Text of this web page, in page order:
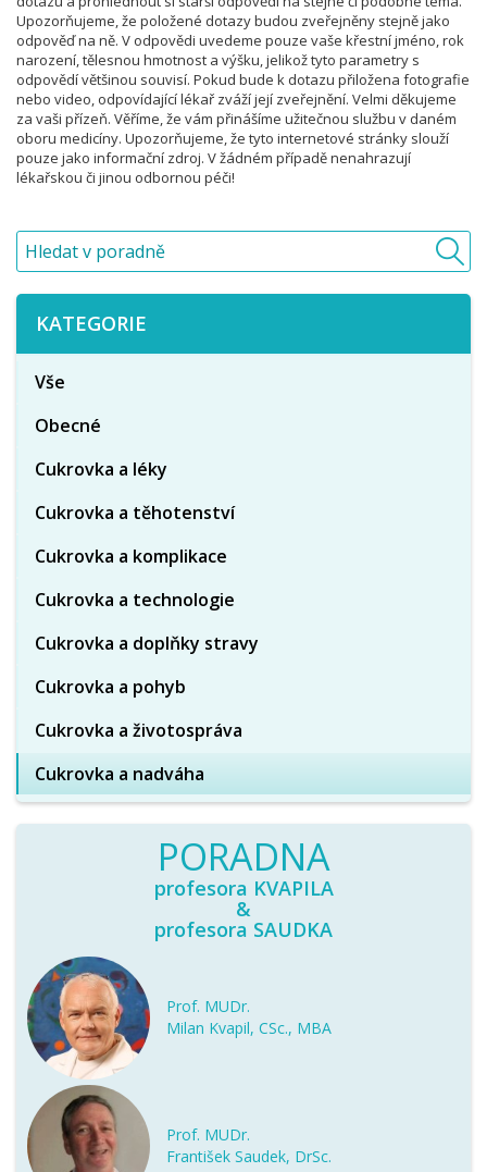
Upozorňujeme, že položené dotazy budou zveřejněny stejně jako
odpověď na ně. V odpovědi uvedeme pouze vaše křestní jméno, rok
narození, tělesnou hmotnost a výšku, jelikož tyto parametry s
odpovědí většinou souvisí. Pokud bude k dotazu přiložena fotografie
nebo video, odpovídající lékař zváží její zveřejnění. Velmi děkujeme
za vaši přízeň. Věříme, že vám přinášíme užitečnou službu v daném
oboru medicíny. Upozorňujeme, že tyto internetové stránky slouží
pouze jako informační zdroj. V žádném případě nenahrazují
lékařskou či jinou odbornou péči!
KATEGORIE
Vše
Obecné
Cukrovka a léky
Cukrovka a těhotenství
Cukrovka a komplikace
Cukrovka a technologie
Cukrovka a doplňky stravy
Cukrovka a pohyb
Cukrovka a životospráva
Cukrovka a nadváha
PORADNA
profesora KVAPILA
&
profesora SAUDKA
Prof. MUDr.
Milan Kvapil, CSc., MBA
Prof. MUDr.
František Saudek, DrSc.